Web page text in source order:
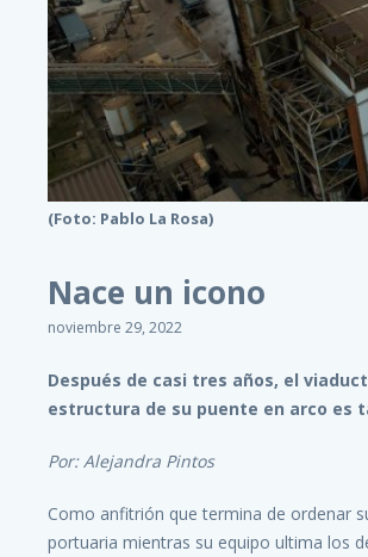
(Foto: Pablo La Rosa)
Nace un icono
noviembre 29, 2022
Después de casi tres años, el
estructura de su puente en arco es
Por: Alejandra Pintos
Como anfitrión que termina de ordenar
portuaria mientras su equipo ultima los